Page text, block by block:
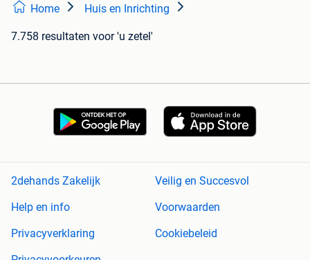
Home Huis en Inrichting
7.758 resultaten voor 'u zetel'
2dehands Zakelijk
Veilig en Succesvol
Help en info
Voorwaarden
Privacyverklaring
Cookiebeleid